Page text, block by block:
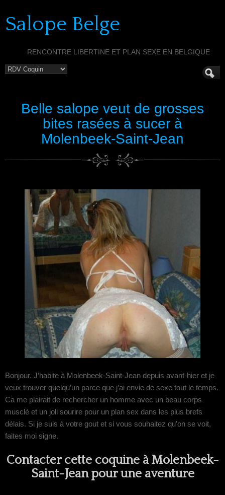
Salope Belge
RENCONTRE LIBERTINE ET PLAN SEXE EN BELGIQUE
Belle salope veut de grosses
bites rasées à sucer à
Molenbeek-Saint-Jean
Bonjour. J’habite à Molenbeek-Saint-Jean depuis avant-hier et je
veux trouver quelqu’un parce que j’ai envie de sexe tout le temps.
Ca me plairait de rechercher un homme avec un beau corps
musclé et un joli sourire pour un plan sex dans les plus brefs
délais. Si je suis à votre gout et si vous souhaitez qu’on se voit,
faites moi signe.
Contacter cette coquine à Molenbeek-
Saint-Jean pour une aventure